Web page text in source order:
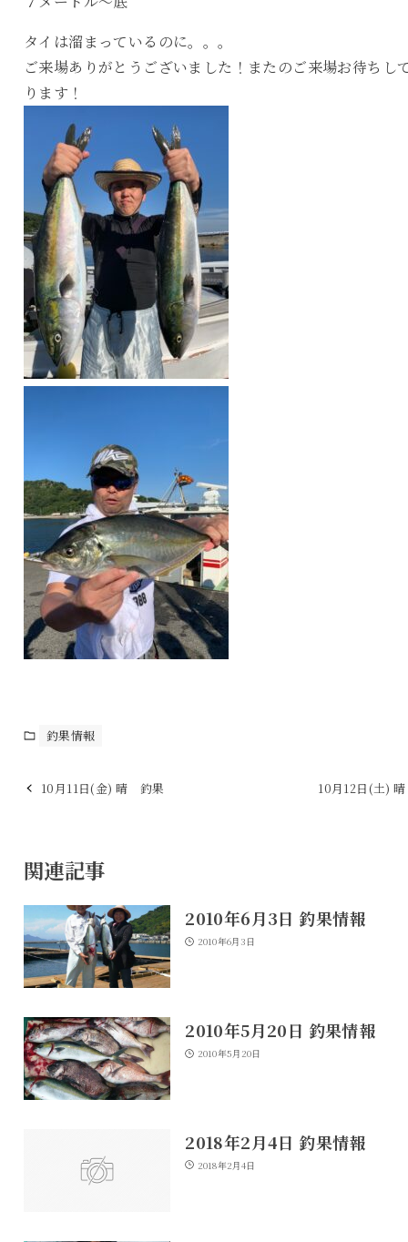
タイは溜まっているのに。。。
ご来場ありがとうございました！またのご来場お待ちし
ります！
釣果情報
10月11日(金) 晴 釣果 10月12日(土)
関連記事
2010年6月3日 釣果情報
2010年6月3日
2010年5月20日 釣果情報
2010年5月20日
2018年2月4日 釣果情報
2018年2月4日